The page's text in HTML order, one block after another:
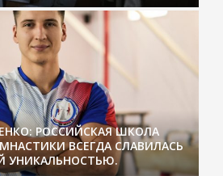
РОССИЙСКАЯ ШКОЛА
ВСЕГДА СЛАВИЛАСЬ
УНИКАЛЬНОСТЬЮ.